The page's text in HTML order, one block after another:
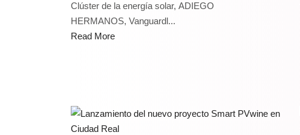
Clúster de la energía solar, ADIEGO
HERMANOS, Vanguardl...
Read More